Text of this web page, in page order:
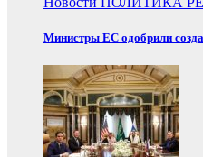
Министры ЕС одобрили